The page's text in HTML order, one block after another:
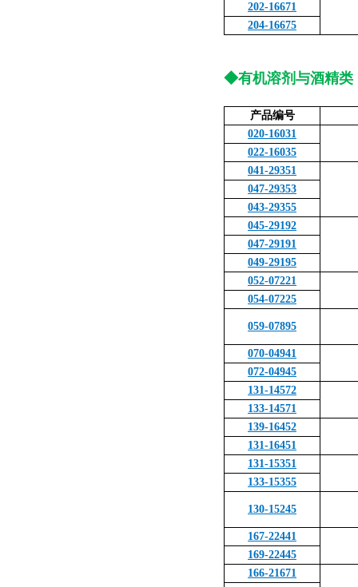
202-16671
204-16675
◆有机溶剂与酒精类
产品编号
020-16031
022-16035
041-29351
047-29353
043-29355
045-29192
047-29191
049-29195
052-07221
054-07225
059-07895
070-04941
072-04945
131-14572
133-14571
139-16452
131-16451
131-15351
133-15355
130-15245
167-22441
169-22445
166-21671